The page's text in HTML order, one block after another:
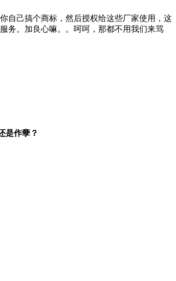
自己搞个商标，然后授权给这些厂家使用，这
务。加良心嘛。。呵呵，那都不用我们来骂
是作孽？